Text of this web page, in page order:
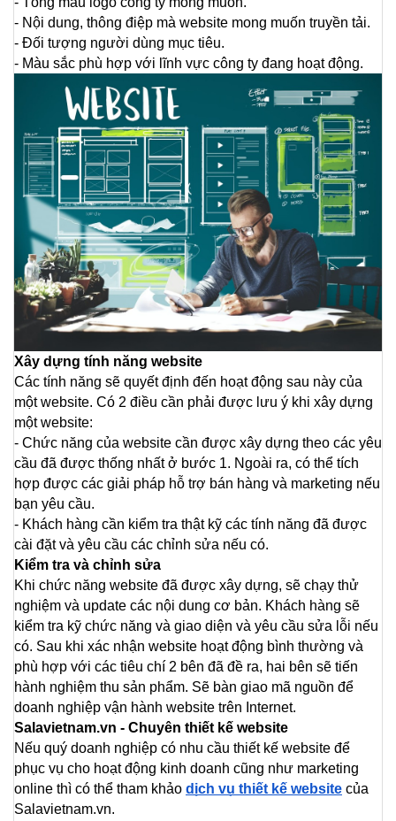
- Nội dung, thông điệp mà website mong muốn truyền tải.
- Đối tượng người dùng mục tiêu.
- Màu sắc phù hợp với lĩnh vực công ty đang hoạt động.
Xây dựng tính năng website
Các tính năng sẽ quyết định đến hoạt động sau này của
một website. Có 2 điều cần phải được lưu ý khi xây dựng
một website:
- Chức năng của website cần được xây dựng theo các yêu
cầu đã được thống nhất ở bước 1. Ngoài ra, có thể tích
hợp được các giải pháp hỗ trợ bán hàng và marketing nếu
bạn yêu cầu.
- Khách hàng cần kiểm tra thật kỹ các tính năng đã được
cài đặt và yêu cầu các chỉnh sửa nếu có.
Kiểm tra và chỉnh sửa
Khi chức năng website đã được xây dựng, sẽ chạy thử
nghiệm và update các nội dung cơ bản. Khách hàng sẽ
kiểm tra kỹ chức năng và giao diện và yêu cầu sửa lỗi nếu
có. Sau khi xác nhận website hoạt động bình thường và
phù hợp với các tiêu chí 2 bên đã đề ra, hai bên sẽ tiến
hành nghiệm thu sản phẩm. Sẽ bàn giao mã nguồn để
doanh nghiệp vận hành website trên Internet.
Salavietnam.vn - Chuyên thiết kế website
Nếu quý doanh nghiệp có nhu cầu thiết kế website để
phục vụ cho hoạt động kinh doanh cũng như marketing
online thì có thể tham khảo dịch vụ thiết kế website của
Salavietnam.vn.